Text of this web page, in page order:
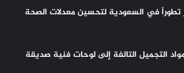
تطوراً في السعودية لتحسين معدلات الصحة
التجميل التالفة إلى لوحات فنية صديقة